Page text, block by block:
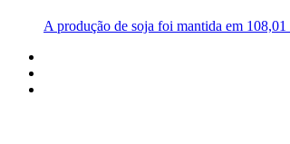
A produção de soja foi mantida em